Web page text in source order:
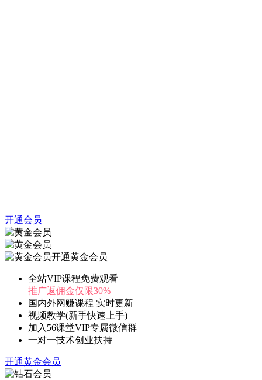
开通会员
开通黄金会员
全站VIP课程免费观看
推广返佣金仅限30%
国内外网赚课程 实时更新
视频教学(新手快速上手)
加入56课堂VIP专属微信群
一对一技术创业扶持
开通黄金会员